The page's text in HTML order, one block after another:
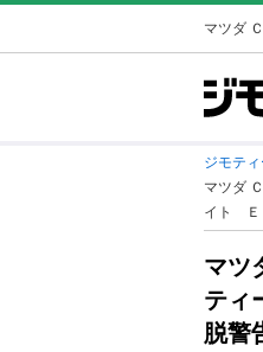
マツダ
ジモティ
マツダ
イト Ｅ
マツ
ティ
脱警